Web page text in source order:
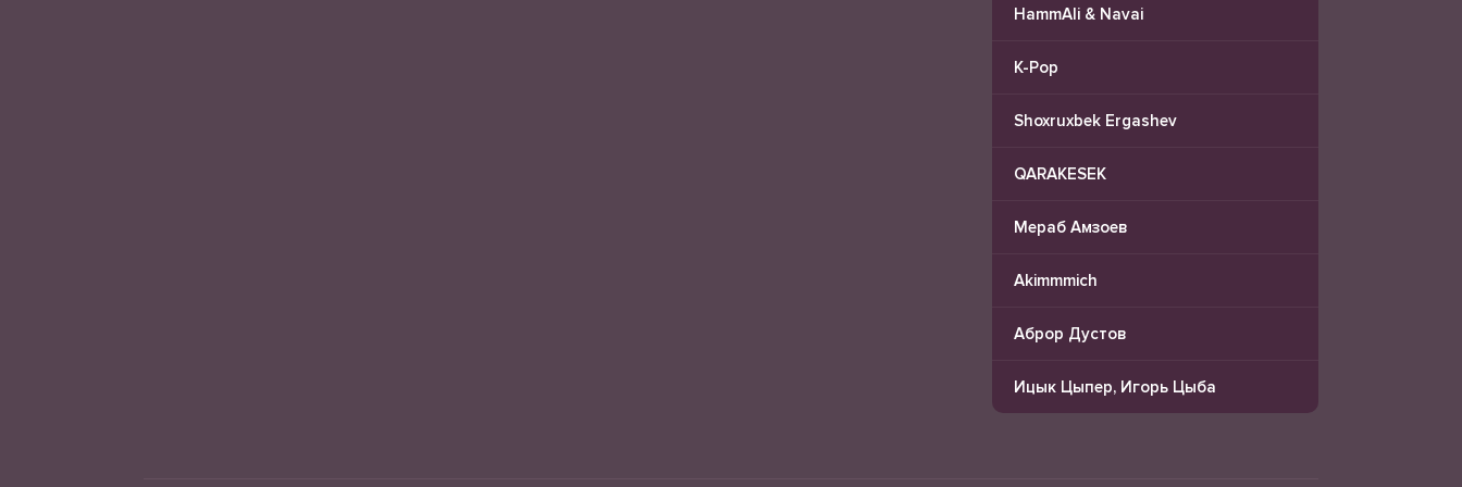
HammAli & Navai
K-Pop
Shoxruxbek Ergashev
QARAKESEK
Мераб Амзоев
Akimmmich
Аброр Дустов
Ицык Цыпер, Игорь Цыба